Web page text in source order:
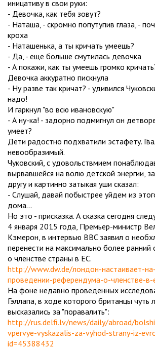
иницативу в свои руки:
- Девочка, как тебя зовут?
- Наташа, - скромно попутупив глаза, -
кроха
- Наташенька, а ты кричать умеешь?
- Да, - еще больше смутилась девочка
- А покажи, как ты умеешь громко
Девочка аккуратно пискнула
- Ну разве так кричат? - удивился
надо!
И гаркнул "во всю ивановскую"
- А ну-ка! - задорно подмигнул он
умеет?
Дети радостно подхватили эстафету.
невообразимый.
Чуковский, с удовольствмием
вырвавшейся на волю детской энергии,
другу и картинно затыкая уши сказал:
- Слушай, давай побыстрее уйдем из
дома...
Но это - присказка. А сказка сегодня
4 января 2015 года, Премьер-министр
Кэмерон, в интервью BBC заявил о
перенести на максимально более ранний
о членстве страны в ЕС.
http://www.dw.de/лондон-настаивает-
проведении-референдума-о-членстве-
На фоне недавно проведенных
Гэллапа, в ходе которого британцы чуть
высказались за "поравалить":
http://rus.delfi.lv/news/daily/abroad/
vpervye-vyskazalis-za-vyhod-strany-iz-
id=45388432